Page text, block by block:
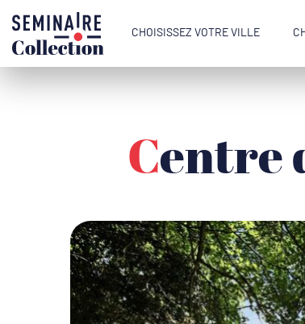
CHOISISSEZ VOTRE VILLE